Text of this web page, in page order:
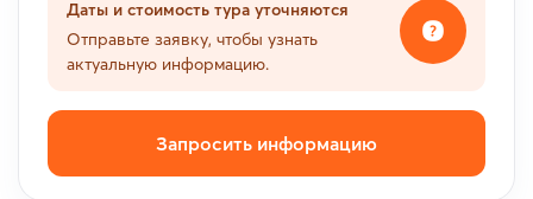
Даты и стоимость тура уточняются
Отправьте заявку, чтобы узнать
актуальную информацию.
Запросить информацию